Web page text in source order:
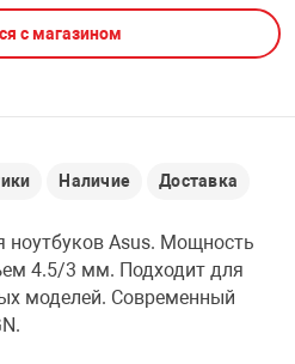
PCI АДАПТЕРЫ
USB
НАБОР ДЛЯ
CD-DVD ДИСКИ
ЛЕНТА ДЛЯ
с магазином
Наличие Доставка
ноутбуков Asus. Мощность
4.5/3 мм. Подходит для
моделей. Современный